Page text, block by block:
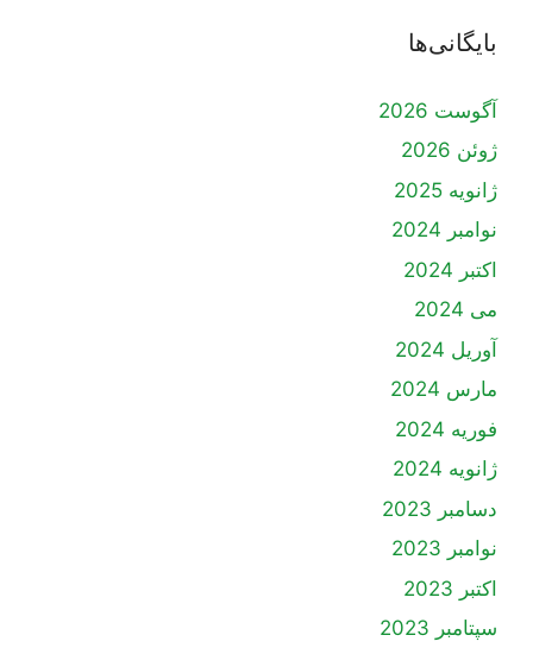
بایگانی‌ها
آگوست 2026
ژوئن 2026
ژانویه 2025
نوامبر 2024
اکتبر 2024
می 2024
آوریل 2024
مارس 2024
فوریه 2024
ژانویه 2024
دسامبر 2023
نوامبر 2023
اکتبر 2023
سپتامبر 2023